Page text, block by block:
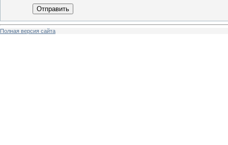
Отправить
Полная версия сайта